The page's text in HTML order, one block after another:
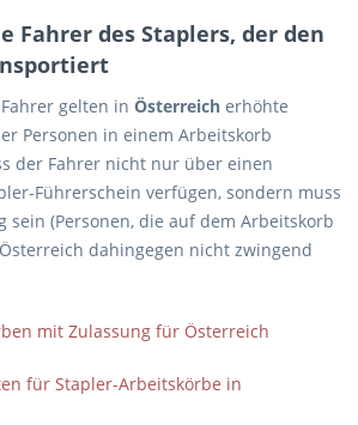
Fahrer des Staplers, der den
gelten in Österreich erhöhte
Personen in einem Arbeitskorb
der Fahrer nicht nur über einen
Führerschein verfügen, sondern muss
sein (Personen, die auf dem Arbeitskorb
dahingegen nicht zwingend
mit Zulassung für Österreich
für Stapler-Arbeitskörbe in